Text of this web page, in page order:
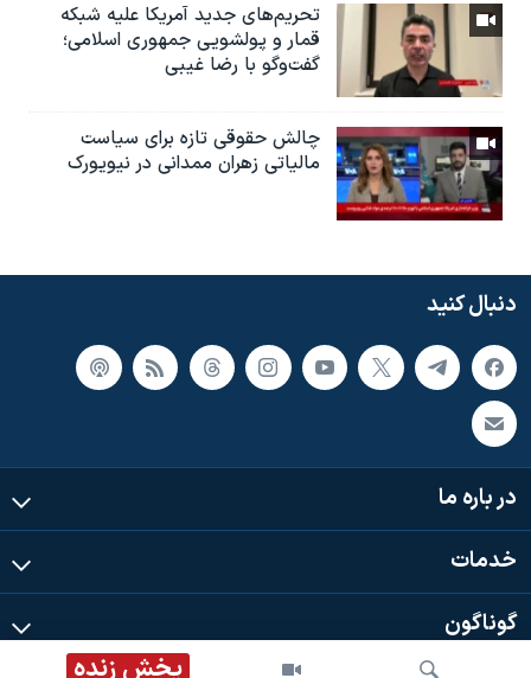
پخش زنده
تحریم‌های جدید آمریکا علیه شبکه
قمار و پولشویی جمهوری اسلامی؛
گفت‌وگو با رضا غیبی
چالش حقوقی تازه برای سیاست
مالیاتی زهران ممدانی در نیویورک
دنبال کنید
در باره ما
خدمات
گوناگون